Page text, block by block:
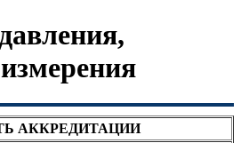
АККРЕДИТАЦИИ